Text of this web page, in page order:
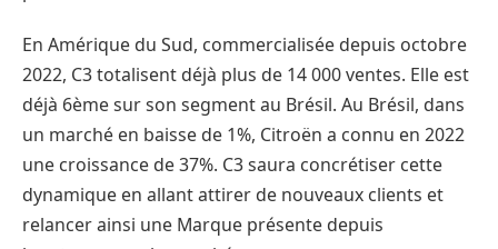
En Amérique du Sud, commercialisée depuis octobre
2022, C3 totalisent déjà plus de 14 000 ventes. Elle est
déjà 6ème sur son segment au Brésil. Au Brésil, dans
un marché en baisse de 1%, Citroën a connu en 2022
une croissance de 37%. C3 saura concrétiser cette
dynamique en allant attirer de nouveaux clients et
relancer ainsi une Marque présente depuis